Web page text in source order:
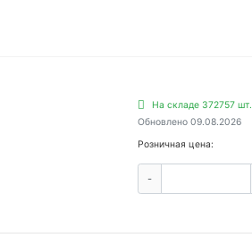
На складе 372757 шт.
Обновлено 09.08.2026
Розничная цена:
-